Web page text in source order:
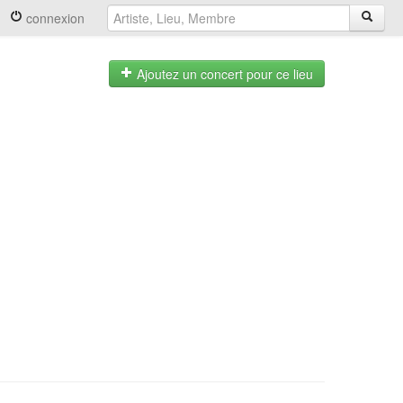
connexion
Ajoutez un concert pour ce lieu